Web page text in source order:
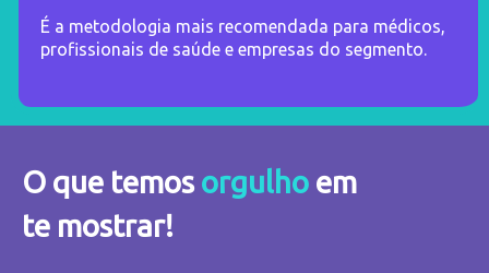
É a metodologia mais recomendada para médicos,
profissionais de saúde e empresas do segmento.
O que temos orgulho em
te mostrar!